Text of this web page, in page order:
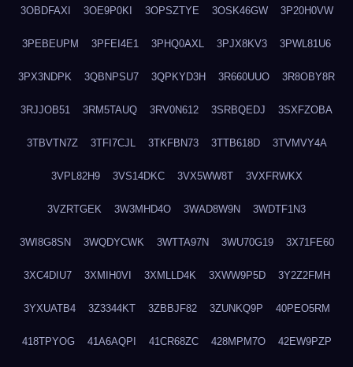
3OBDFAXI 3OE9P0KI 3OPSZTYE 3OSK46GW 3P20H0VW
3PEBEUPM 3PFEI4E1 3PHQ0AXL 3PJX8KV3 3PWL81U6
3PX3NDPK 3QBNPSU7 3QPKYD3H 3R660UUO 3R8OBY8R
3RJJOB51 3RM5TAUQ 3RV0N612 3SRBQEDJ 3SXFZOBA
3TBVTN7Z 3TFI7CJL 3TKFBN73 3TTB618D 3TVMVY4A
3VPL82H9 3VS14DKC 3VX5WW8T 3VXFRWKX
3VZRTGEK 3W3MHD4O 3WAD8W9N 3WDTF1N3
3WI8G8SN 3WQDYCWK 3WTTA97N 3WU70G19 3X71FE60
3XC4DIU7 3XMIH0VI 3XMLLD4K 3XWW9P5D 3Y2Z2FMH
3YXUATB4 3Z3344KT 3ZBBJF82 3ZUNKQ9P 40PEO5RM
418TPYOG 41A6AQPI 41CR68ZC 428MPM7O 42EW9PZP